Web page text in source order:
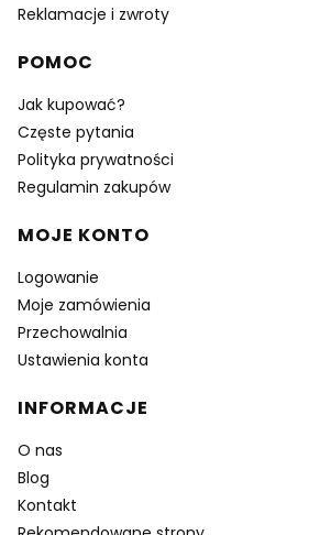
Reklamacje i zwroty
POMOC
Jak kupować?
Częste pytania
Polityka prywatności
Regulamin zakupów
MOJE KONTO
Logowanie
Moje zamówienia
Przechowalnia
Ustawienia konta
INFORMACJE
O nas
Blog
Kontakt